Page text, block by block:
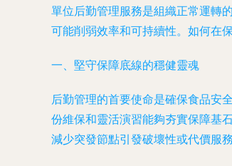
單位后勤管理服務是組織正常運轉
可能削弱效率和可持續性。如何在
一、堅守保障底線的穩健靈魂
后勤管理的首要使命是確保食品安
份維保和靈活演習能夠夯實保障基
減少突發節點引發破壞性或代價服務